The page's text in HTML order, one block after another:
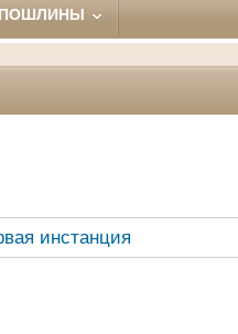
инстанция